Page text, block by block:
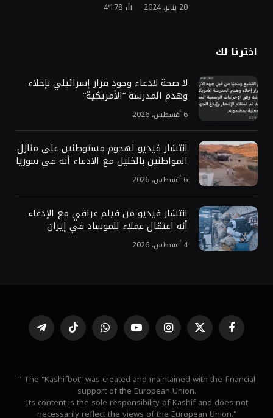
20 يناير، 2024 4٬178
اخترنا لك
لا صحة لادعاء وجود قرار إسرائيلي بإخلاء
وهدم المدرسة “الأمريكية”
6 أغسطس، 2026
انتشار فيديو لهجوم مستوطنين على منازل
المواطنين بالخليل مع الادعاء أنه في سوريا
6 أغسطس، 2026
انتشار فيديو من فيلم عراقي مع الإدعاء
أنه اعتقال عملاء للموساد في إيران
4 أغسطس، 2026
فيسبوك X
(Twitter)
الانستغراميوتيوب واتساب تيكتوك تيلقرام
" The "Kashifbot" was created and maintained with the financial
support of the European Union.
Its content is the sole responsibility of Kashif and does not
necessarily reflect the views of the European Union."